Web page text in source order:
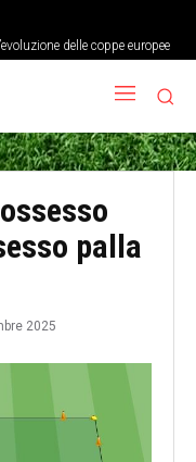
delle coppe europee
palla
2025